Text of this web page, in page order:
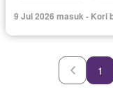
9 Jul 2026 masuk - Kori
1